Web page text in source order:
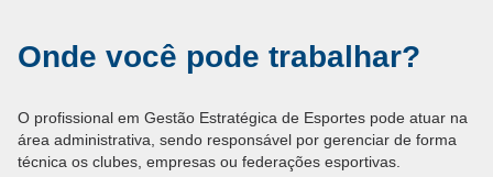
Onde você pode trabalhar?
O profissional em Gestão Estratégica de Esportes pode atuar na
área administrativa, sendo responsável por gerenciar de forma
técnica os clubes, empresas ou federações esportivas.